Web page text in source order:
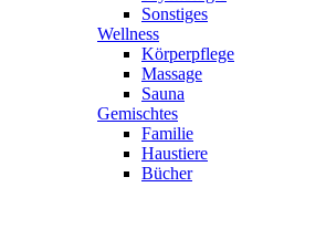
Sonstiges
Wellness
Körperpflege
Massage
Sauna
Gemischtes
Familie
Haustiere
Bücher